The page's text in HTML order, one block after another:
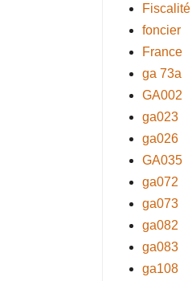
Fiscalité
foncier
France
ga 73a
GA002
ga023
ga026
GA035
ga072
ga073
ga082
ga083
ga108